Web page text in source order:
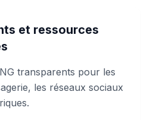
et ressources
transparents pour les
les réseaux sociaux